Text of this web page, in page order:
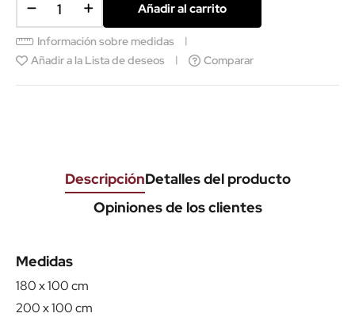
Añadir al carrito
Información sobre medidas
Añadir a la Lista de deseos
Comparar
DescripciónDetalles del producto
Opiniones de los clientes
Medidas
180 x 100 cm
200 x 100 cm